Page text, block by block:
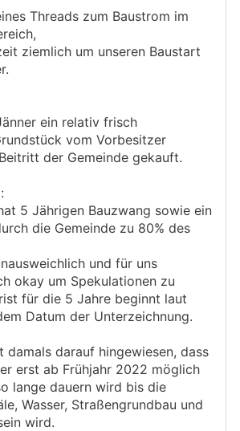
Threads zum Baustrom im
ziemlich um unseren Baustart
ein relativ frisch
vom Vorbesitzer
der Gemeinde gekauft.
5 Jährigen Bauzwang sowie ein
die Gemeinde zu 80% des
und für uns
okay um Spekulationen zu
für die 5 Jahre beginnt laut
Datum der Unterzeichnung.
damals darauf hingewiesen, dass
erst ab Frühjahr 2022 möglich
lange dauern wird bis die
Wasser, Straßengrundbau und
wird.